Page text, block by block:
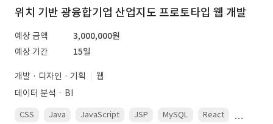
위치 기반 광융합기업 산업지도 프로토타입 웹 개발
예상 금액
3,000,000원
예상 기간
15일
개발 · 디자인 · 기획
웹
데이터 분석ㆍBI
CSS Java JavaScript JSP MySQL React